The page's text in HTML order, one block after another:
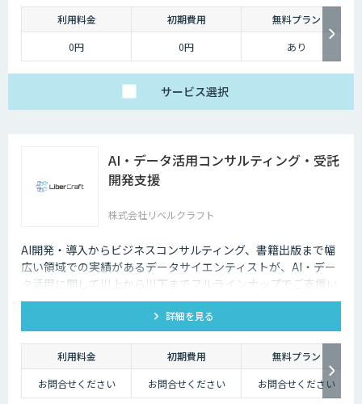
利用料金 初期費用
無料プラン
0円
0円 あり
サービス選択
AI・データ活用コンサルティング・受託
開発支援
株式会社リベルクラフト
AI開発・導入からビジネスコンサルティング、書籍出版まで幅
広い領域での実績があるデータサイエンティストが、AI・デー
タ活用に関して川上から川下までフルラインナップでご支援い
たします。
詳細を見る
利用料金 初期費用
無料プラン
お問合せください
お問合せください お問合せください